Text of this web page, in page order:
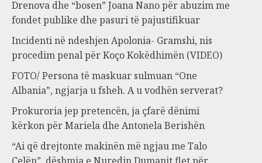
Drenova dhe “bosen” Joana Nano për abuzim me
fondet publike dhe pasuri të pajustifikuar
Incidenti në ndeshjen Apolonia- Gramshi, nis
procedim penal për Koço Kokëdhimën (VIDEO)
FOTO/ Persona të maskuar sulmuan “One
Albania”, ngjarja u fsheh. A u vodhën serverat?
Prokuroria jep pretencën, ja çfarë dënimi
kërkon për Mariela dhe Antonela Berishën
“Ai që drejtonte makinën më ngjau me Talo